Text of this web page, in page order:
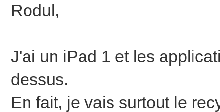
Rodul,
J'ai un iPad 1 et les
dessus.
En fait, je vais surtout le